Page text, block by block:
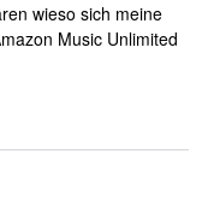
wieso sich meine
Music Unlimited